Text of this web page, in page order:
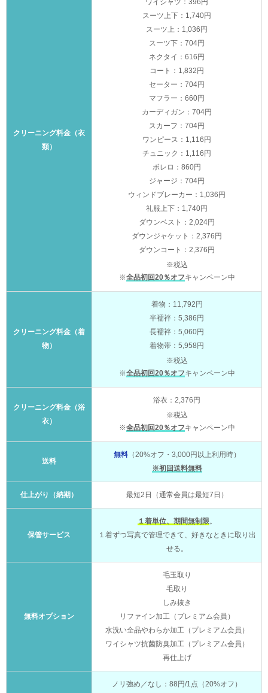
クリーニング料金（衣
類）
ワイシャツ：396円
スーツ上下：1,740円
スーツ上：1,036円
スーツ下：704円
ネクタイ：616円
コート：1,832円
セーター：704円
マフラー：660円
カーディガン：704円
スカーフ：704円
ワンピース：1,116円
チュニック：1,116円
ボレロ：860円
ジャージ：704円
ウィンドブレーカー：1,036円
礼服上下：1,740円
ダウンベスト：2,024円
ダウンジャケット：2,376円
ダウンコート：2,376円
※税込
※全品初回20％オフキャンペーン中
クリーニング料金（着
物）
着物：11,792円
半襦袢：5,386円
長襦袢：5,060円
着物帯：5,958円
※税込
※全品初回20％オフキャンペーン中
クリーニング料金（浴
衣）
浴衣：2,376円
※税込
※全品初回20％オフキャンペーン中
送料
無料（20%オフ・3,000円以上利用時）
※初回送料無料
仕上がり（納期） 最短2日（通常会員は最短7日）
保管サービス
１着単位、期間無制限。
１着ずつ写真で管理できて、好きなときに取り出
せる。
無料オプション
毛玉取り
毛取り
しみ抜き
リファイン加工（プレミアム会員）
水洗い全品やわらか加工（プレミアム会員）
ワイシャツ抗菌防臭加工（プレミアム会員）
再仕上げ
ノリ強め／なし：88円/1点（20%オフ）